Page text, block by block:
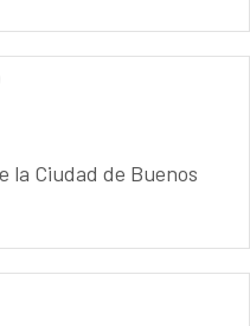
la Ciudad de Buenos